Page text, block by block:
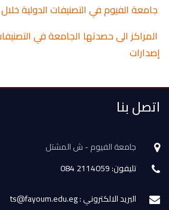
جامعة الفيوم في التصنيفات الدولية خلال
المراكز الى حصدتها الجامعة في
إصدارات
اتصل بنا
جامعة الفيوم - ش المشتل
تليفون: 2114059 084
البريد الالكتروني : ts@fayoum.edu.eg